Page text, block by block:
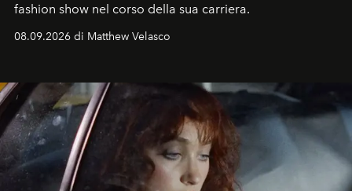
fashion show nel corso della sua carriera.
08.09.2026 di Matthew Velasco